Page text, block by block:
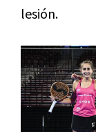
lesión.